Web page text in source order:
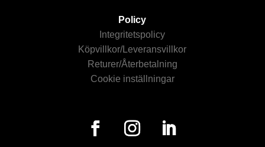
Policy
Integritetspolicy
Köpvillkor/Leveransvillkor
Returer/Återbetalning
Cookie inställningar